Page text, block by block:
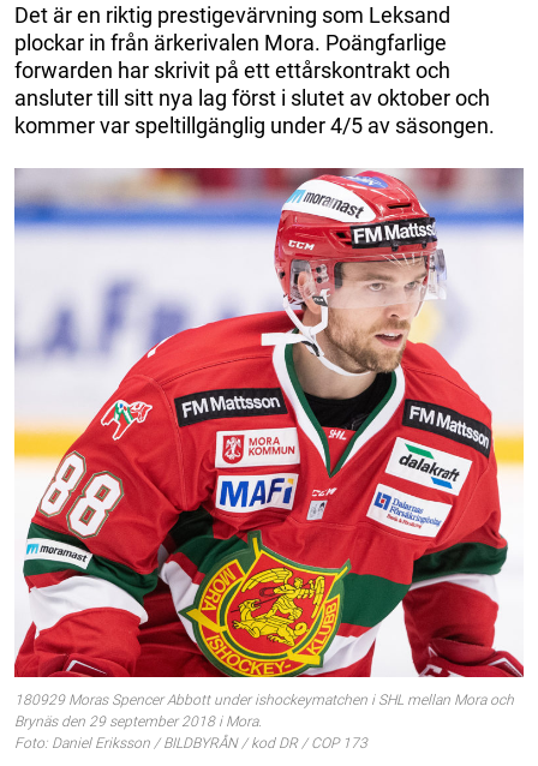
Det är en riktig prestigevärvning som Leksand
plockar in från ärkerivalen Mora. Poängfarlige
forwarden har skrivit på ett ettårskontrakt och
ansluter till sitt nya lag först i slutet av oktober och
kommer var speltillgänglig under 4/5 av säsongen.
180929 Moras Spencer Abbott under ishockeymatchen i SHL mellan Mora och
Brynäs den 29 september 2018 i Mora.
Foto: Daniel Eriksson / BILDBYRÅN / kod DR / COP 173